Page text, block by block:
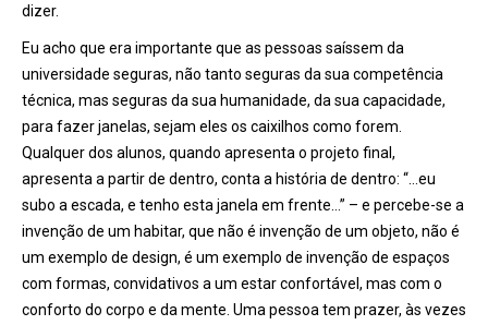
dizer.
Eu acho que era importante que as pessoas saíssem da
universidade seguras, não tanto seguras da sua competência
técnica, mas seguras da sua humanidade, da sua capacidade,
para fazer janelas, sejam eles os caixilhos como forem.
Qualquer dos alunos, quando apresenta o projeto final,
apresenta a partir de dentro, conta a história de dentro: “…eu
subo a escada, e tenho esta janela em frente…” – e percebe-se a
invenção de um habitar, que não é invenção de um objeto, não é
um exemplo de design, é um exemplo de invenção de espaços
com formas, convidativos a um estar confortável, mas com o
conforto do corpo e da mente. Uma pessoa tem prazer, às vezes